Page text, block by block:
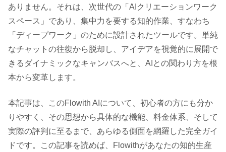
ありません。それは、次世代の「AIクリエーションワーク
スペース」であり、集中力を要する知的作業、すなわち
「ディープワーク」のために設計されたツールです。単純
なチャットの往復から脱却し、アイデアを視覚的に展開で
きるダイナミックなキャンバスへと、AIとの関わり方を根
本から変革します。
本記事は、このFlowith AIについて、初心者の方にも分か
りやすく、その思想から具体的な機能、料金体系、そして
実際の評判に至るまで、あらゆる側面を網羅した完全ガイ
ドです。この記事を読めば、Flowithがあなたの知的生産